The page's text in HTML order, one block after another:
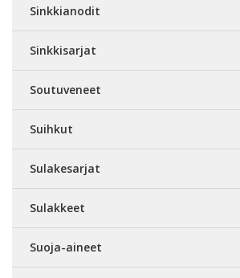
Sinkkianodit
Sinkkisarjat
Soutuveneet
Suihkut
Sulakesarjat
Sulakkeet
Suoja-aineet